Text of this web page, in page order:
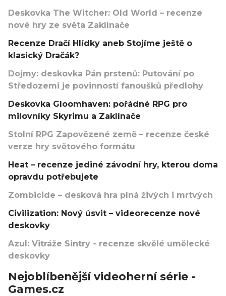
Deskovka The Witcher: Old World – recenze
nové hry ze světa Zaklínače
Recenze Dračí Hlídky aneb Stojíme ještě o
klasický Dračák?
Dojmy: deskovka Pán prstenů: Putování po
Středozemi je povinností fanoušků předlohy
Deskovka Gloomhaven: pořádné RPG pro
milovníky Skyrimu a Zaklínače
Stolní RPG Zapovězené země – recenze české
verze hry světového formátu
Heat – recenze jediné závodní hry, kterou doma
opravdu potřebujete
Zombicide – desková hra plná živých i mrtvých
Civilization: Nový úsvit – videorecenze nové
deskovky
Azul: Vitráže Sintry - recenze skvělé umělecké
deskovky
Nejoblíbenější videoherní série -
Games.cz